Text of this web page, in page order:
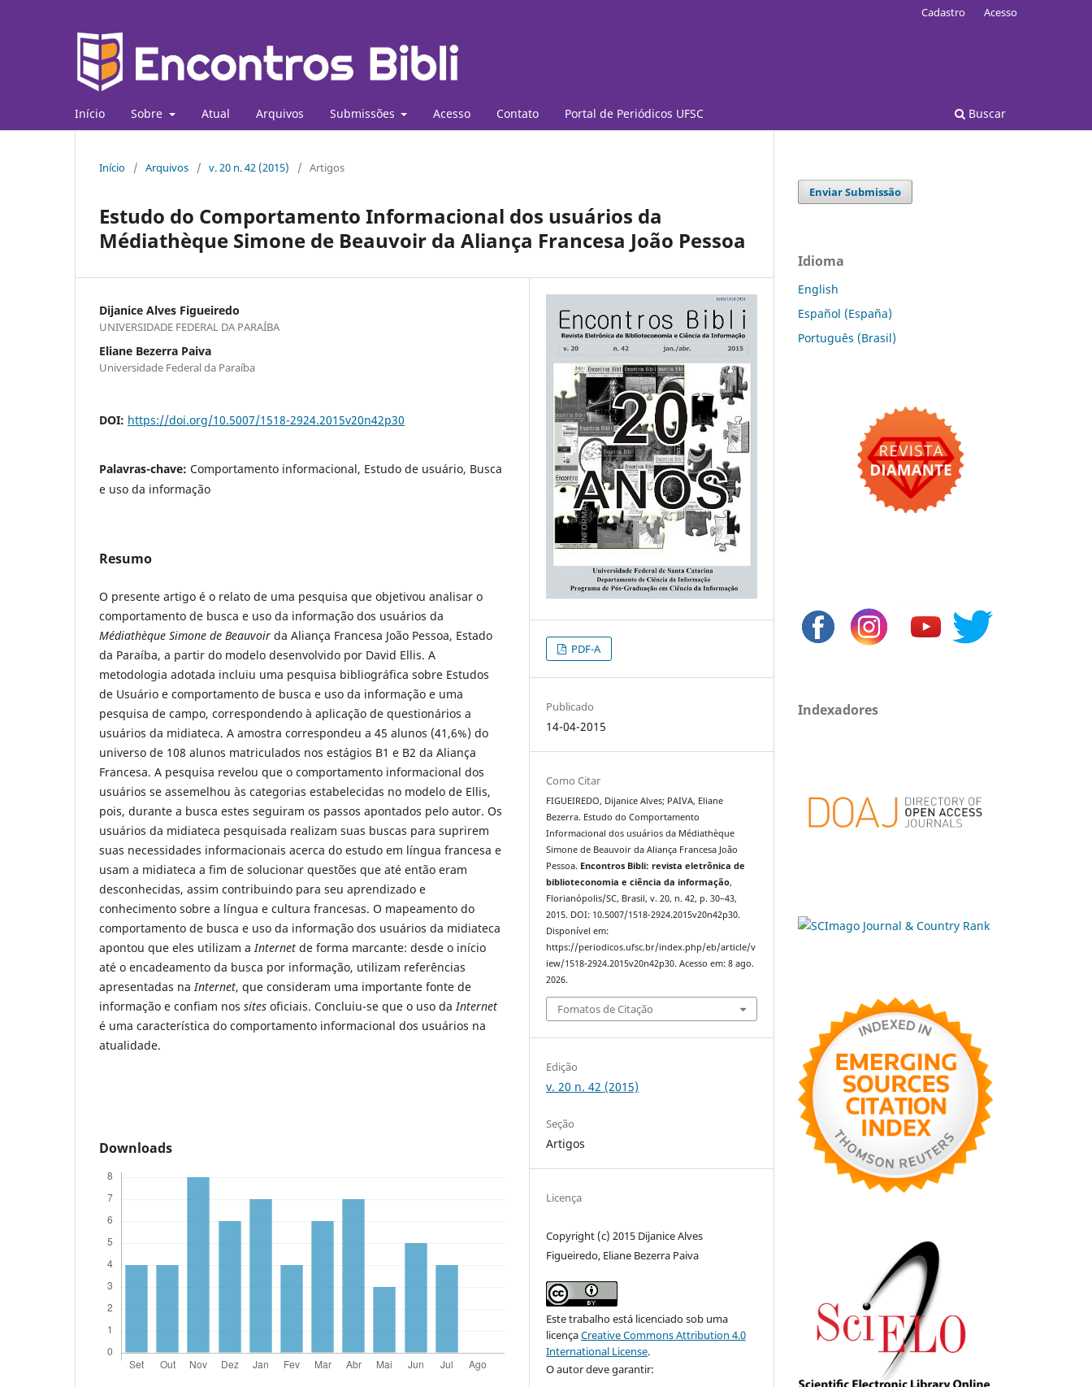
Início Sobre Atual Arquivos Submissões Acesso Contato Portal de Periódicos UFSC Buscar
Cadastro Acesso
Início / Arquivos / v. 20 n. 42 (2015) / Artigos
Estudo do Comportamento Informacional dos usuários da
Médiathèque Simone de Beauvoir da Aliança Francesa João Pessoa
Dijanice Alves Figueiredo
UNIVERSIDADE FEDERAL DA PARAÍBA
Eliane Bezerra Paiva
Universidade Federal da Paraíba
DOI: https://doi.org/10.5007/1518-2924.2015v20n42p30
Palavras-chave: Comportamento informacional, Estudo de usuário, Busca
e uso da informação
Resumo
O presente artigo é o relato de uma pesquisa que objetivou analisar o
comportamento de busca e uso da informação dos usuários da
Médiathèque Simone de Beauvoir da Aliança Francesa João Pessoa, Estado
da Paraíba, a partir do modelo desenvolvido por David Ellis. A
metodologia adotada incluiu uma pesquisa bibliográfica sobre Estudos
de Usuário e comportamento de busca e uso da informação e uma
pesquisa de campo, correspondendo à aplicação de questionários a
usuários da midiateca. A amostra correspondeu a 45 alunos (41,6%) do
universo de 108 alunos matriculados nos estágios B1 e B2 da Aliança
Francesa. A pesquisa revelou que o comportamento informacional dos
usuários se assemelhou às categorias estabelecidas no modelo de Ellis,
pois, durante a busca estes seguiram os passos apontados pelo autor. Os
usuários da midiateca pesquisada realizam suas buscas para suprirem
suas necessidades informacionais acerca do estudo em língua francesa e
usam a midiateca a fim de solucionar questões que até então eram
desconhecidas, assim contribuindo para seu aprendizado e
conhecimento sobre a língua e cultura francesas. O mapeamento do
comportamento de busca e uso da informação dos usuários da midiateca
apontou que eles utilizam aInternet de forma marcante: desde o início
até o encadeamento da busca por informação, utilizam referências
apresentadas naInternet, que consideram uma importante fonte de
informação e confiam nos sites oficiais. Concluiu-se que o uso daInternet
é uma característica do comportamento informacional dos usuários na
atualidade.
Downloads
PDF-A
Publicado
14-04-2015
Como Citar
FIGUEIREDO, Dijanice Alves; PAIVA, Eliane
Bezerra. Estudo do Comportamento
Informacional dos usuários da Médiathèque
Simone de Beauvoir da Aliança Francesa João
Pessoa. Encontros Bibli: revista eletrônica de
biblioteconomia e ciência da informação,
Florianópolis/SC, Brasil, v. 20, n. 42, p. 30–43,
2015. DOI: 10.5007/1518-2924.2015v20n42p30.
Disponível em:
https://periodicos.ufsc.br/index.php/eb/article/v
iew/1518-2924.2015v20n42p30. Acesso em: 8 ago.
2026.
Fomatos de Citação
Edição
v. 20 n. 42 (2015)
Seção
Artigos
Licença
Copyright (c) 2015 Dijanice Alves
Figueiredo, Eliane Bezerra Paiva
Este trabalho está licenciado sob uma
licençaCreative Commons Attribution 4.0
International License.
O autor deve garantir:
Enviar Submissão
Idioma
English
Español (España)
Português (Brasil)
Indexadores